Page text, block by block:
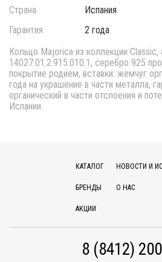
Страна
Испания
Гарантия
2 года
Кольцо Majorica из коллекции Classic,
14027.01.2.915.010.1, серебро 925
покрытие родием, вставки: жемчуг
года на украшение в части металла,
органический в части отслоения и
Испании.
КАТАЛОГ
БРЕНДЫ
АКЦИИ
НОВОСТИ И
О НАС
8 (8412)